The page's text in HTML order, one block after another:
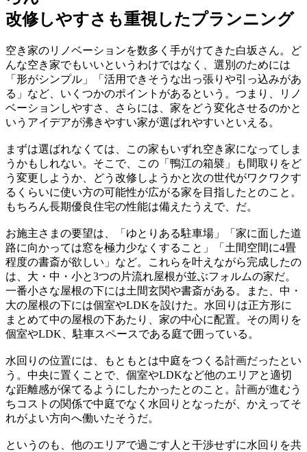
改修しやすさも重視したプランニング
空き家のリノベーションを数多く手がけてきた白坂さん。ど
んな空き家でもいいというわけではなく、選別のためには
「形がシンプル」「活用できそうな出っ張りや引っ込みがあ
る」など、いくつかのポイントがあるという。つまり、リノ
ベーションしやすさ、さらには、家をどう変化させるのかと
いうアイデアが沸きやすい家が選ばれやすいといえる。
まずは選ばれなくては、この家もいずれ空き家になってしま
うかもしれない。そこで、この「鴨江の箱襞」も間取りをど
う変更しようか、どう改修しようかと次の世代がワクワクす
るくらいに使い方の可能性が広がる家を目指したとのこと。
もちろん長期優良住宅の性能は備えたうえで、だ。
お施主さまの要望は、「ゆとりある駐車場」「家に面した道
路に向かっては窓を極力少なくすること」「土間空間に4畳
程度の書斎が欲しい」など。これらを叶えながら完成したの
は、大・中・小と3つの片流れ屋根が並ぶフォルムの家だ。
一番小さな屋根の下には土間玄関や書斎がある。また、中・
大の屋根の下には個室やLDKを設けた。水回りは正方形に
まとめて中の屋根の下あたり、家の中心に配置。その周りを
個室やLDK、駐車スペースである庭で囲っている。
水回りの位置には、もともとは中庭をつくる計画だったとい
う。中央に置くことで、個室やLDKなど他のエリアと適切
な距離感が保てるようにしたかったとのこと。計画が進むう
ちコストの関係で中庭でなく水回りとなったが、かえってそ
れがよい方向へ働いたそうだ。
というのも、他のエリアで過ごす人と干渉せずに水回りを共